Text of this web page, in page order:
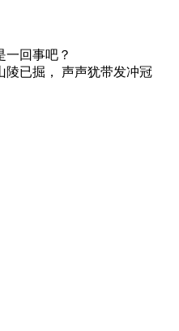
回事吧？
陵已掘， 声声犹带发冲冠